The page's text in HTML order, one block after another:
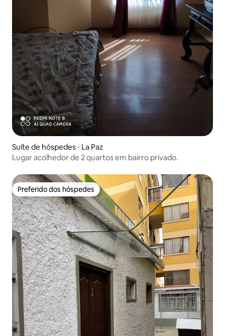
Suíte de hóspedes ⋅ La Paz
Lugar acolhedor de 2 quartos em bairro privado.
Preferido dos hóspedes
Preferido dos hóspedes